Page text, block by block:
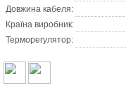
Довжина кабеля:
Країна виробник:
Терморегулятор: